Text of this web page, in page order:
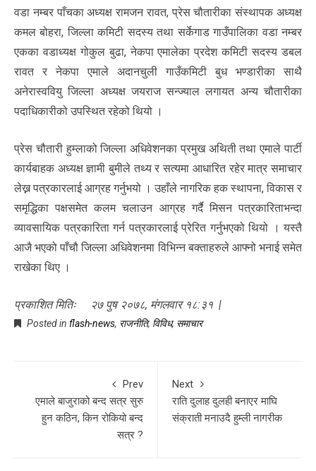
वडा नम्बर पाँचका अध्यक्ष रामजन रावत, प्रेस चौतारीका संस्थापक अध्यक्ष
कमल बोहरा, जिल्ला कमिटी सदस्य तथा सर्केगाड गाउँपालिका वडा नम्बर
एकका वडाध्यक्ष गोकुल बुढा, नेकपा एमालेका प्रदेश कमिटी सदस्य डबल
रावत र नेकपा एमाले अदानचुली गाउँकमिटी बुध भण्डारीका साथै
अनेरास्ववियु जिल्ला अध्यक्ष जयराज सन्ज्याल लगायत अन्य चौतारीका
पदाधिकारीको उपस्थित रहेको थियो ।
प्रेस चौतारी हुम्लाको जिल्ला अधिवेशनका प्रमुख अथिती तथा एमाले पार्टी
कार्यबाहक अध्यक्ष ज्ञामी बुमीले तथ्य र सत्यमा आधारित रहेर मात्र समाचार
लेख्न पत्रकारलाई आग्रह गर्नुभयो । उहाँले नागरिक हक स्थापना, विकास र
समृद्धिका पक्षसमेत कलम चलाउन आग्रह गर्दै मिसन पत्रकारिताभन्दा
व्यावसायिक पत्रकारिता गर्न पत्रकारलाई प्रेरित गर्नुभएको थियो । यस्तै
आजै भएको पाँचौ जिल्ला अधिवेशनमा विभिन्न बक्ताहरुले आफ्नो भनाई समेत
राखेका थिए ।
प्रकाशित मितिः २७ पुष २०७८, मंगलवार १८:३१ |
Posted in flash-news, राजनीति, विविध, समाचार
Prev
एमाले बाजुराको बन्द सत्र सुरु
हुन कठिन, किन रोकियो बन्द
सत्र ?
Next
राति दुलाह दुलही बनाएर माघि
संक्राती मनाउदै हुम्ली नागरीक